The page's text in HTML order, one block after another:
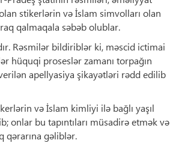
stikerlərin və İslam simvolları olan
qalmaqala səbəb olublar.
Rəsmilər bildiriblər ki, məscid ictimai
hüquqi proseslər zamanı torpağın
apellyasiya şikayətləri rədd edilib
və İslam kimliyi ilə bağlı yaşıl
onlar bu tapıntıları müsadirə etmək və
qərarına gəliblər.